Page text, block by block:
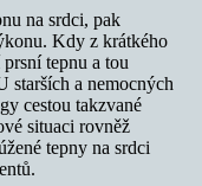
na srdci, pak
Kdy z krátkého
tepnu a tou
starších a nemocných
cestou takzvané
situaci rovněž
tepny na srdci